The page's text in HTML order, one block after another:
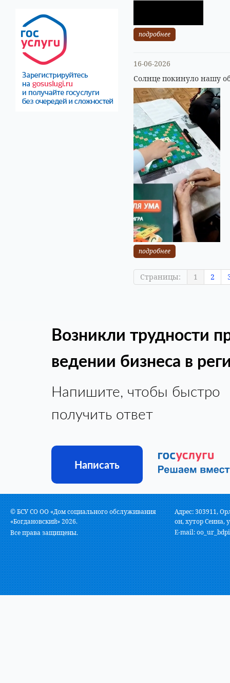
подробнее
16-06-2026
Солнце покинуло нашу
подробнее
Страницы: 1 2
Возникли трудности
ведении бизнеса в
Напишите, чтобы быстро
получить ответ
Написать
© БСУ СО ОО «Дом социального обслуживания
«Богдановский» 2026.
Все права защищены.
Адрес: 303911,
он, хутор Сеина,
E-mail: